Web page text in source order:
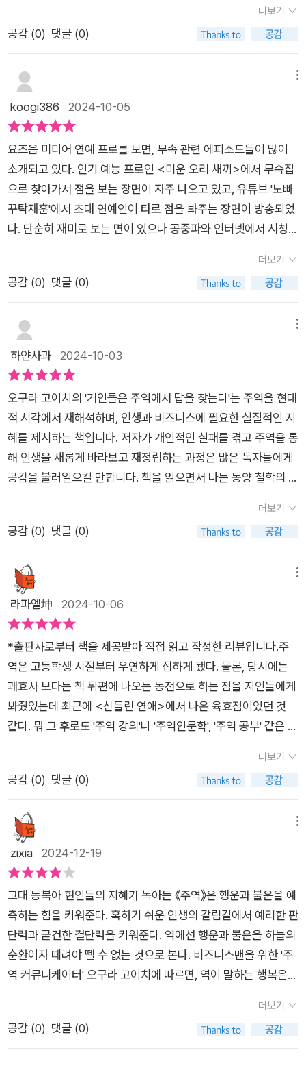
속에서 길을 잡도록 돕는다.​​사람 살이를 훤히 들여다볼 수 있는
지혜가 가득 담겨있다. ​​때론 잔잔하고 때론 강렬하게, 『주역』의
가르침은 우리 일상의 크고 작은 선택들에 강력한 인사이트를 던
져준다. ​​아마존 재팬 베스트셀러로서 이미 일본에서도 큰 반향을
얻게 된다. ​​고대에서 현대에 이르기까지 수많은 거인들의 삶을 비
추었던 『주역』의 빛을, 이 책 『거인들은 주역에서 답을 찾는다』
에서 찾아볼 수 있을 것이다.
들어, 세계적인 기업의 리더들이 위기 상황에서 주역의 원리로부
터 영감을 얻어 중요한 결정을 내렸다는 점은 독자들에게 깊은 인
한, 리더들의 성공 사례에 집중하는 경향이 있어, 그들의 이야기
가 지나치게 이상화될 위험도 있다. 그럼에도 불구하고, 이 책은
독자들이 주역을 실생활에서 어떻게 적용할 수 있을지에 대한 구
체적인 방향성을 제시한다는 점에서 큰 가치를 지닌다. 이 책은
주역의 깊은 지혜를 현대적 시각에서 실용적으로 재해석하고 있
으며, 고대의 주역이 현대의 리더십과 의사 결정에서도 여전히 유
효한 지혜를 제공한다는 점을 강조하고 있다. 또한 독자들은 이
책의 다양한 주제를 통해 주역을 실생활에서 어떻게 적용하고 활
찾는다》는 리더뿐만 아니라, 변화하는 세상에서 방향을 찾고자
하는 이들에게 유용하고 유익한 길잡이가 될 만한 책으로 추천한
다. ※ 출판사로부터 책을 제공받아 주관적으로 작성한 글입니
다. #웅진지식하우스 #거인들은주역에서답을찾는다 #주역인
무나루주인 #나무나루
하게 된다는 의미입니다. 이 세상의 변화에 대처하는 자세로서 이
보다 이롭고 확실한 대처법이 있을까 할 정도의 명쾌한 답입니다.
재는 곧 소멸했습니다. ​거대한 변화가 저 멀리에서 서서히 다가오
는 데 그 변화의 조짐을 읽지 못한 주류는 결국 변방으로 쫓겨났
습니다.'천하동인'하니 떠오르는 게 있습니다. 현재 아니 근래 떠
들썩하게 야당 대표를 혐의로 몰아가다가 이제는 나오는 게 없는
지 매우 조용해졌죠. 권력을 가진 자가 어찌 차오른 달이 기우는
것을 모르고 힘을 함부로 쓰는 모습을 보다 보니 주역의 이치가
경이롭습니다.​'화천대유' 증거는 없고 증인들을 포섭하려니 무리
수를 두고 결국 흐지부지했던 사건. 수백 번 압수수색으로도 증거
가 없어 증인들의 증언에만 의지한 수사가 감히 야당 대표를 표적
습니다. ​이제 그 끝이 보이는 시점이기도 합니다. ​큰 실패를 경험
한 저자의 주역 간증은 신비롭기도 하고 그 아래 흐르는 도도한
이치에 탄복하게 됩니다. ​분명 '군자는 점치지 아니한다'라고 했
던 유학자들이 이 '주역'에 빠진 이유사 분명 있을 겁니다. 저자의
말마따나 '프랙털 구조'처럼 끊인 없이 성장하고 확장해 나가는
주역의 범위는 실로 거대합니다. 영원히 미완성인 상태로 끊임없
시 시작으로 회귀하는 이치를 말해주고 있습니다. 과연 그 끝은
어디인지 그 끝이 있는 것인지 우리의 궁금증은 영원히 풀지 못할
지도 모릅니다. 다만 우린 '주역'에 담긴 이치와 지혜로 앞으로의
인생에 나침반과 등대 같은 지침으로 활용할 수 있을 것입니다. ​
미래가 궁금하고 미래를 대비하고 대처해 나가고자 하는 분들에
게 추천합니다.#주역 #부의운 #거인들은주역에서답을찾는다
[출처] [웅진지식하우스] 거인들은 주역에서 답을 찾는다 서평단
하다는 의미이다. 결과만 좋으면 그만이라는 생각은 옳지 않다. *
수뢰준~눈 속에서 봄을 기다리는 싹이 움트고자 안간힘을 쓰는
시기. 새로운 도전에는 고통이 수반되나 포기하지 않는 한 실패하
지해주는 가정과 가족, 문제가 생겼을 때일수록 곁을 지켜주는 사
고 신중하게 행동한다. 기대 이상의 결과에 들뜨지 말고 냉정을
찾아라. *풍택중부~진심이 사람을 움직이는 시기. 성의있는 마
음을 소중히 여기라는 의미이다. *풍지관~인생을 깊이 통찰하는
시기. 보이지 않는 중요한 부분까지 면밀하게 관찰하라. *산택손
~손해를 봄으로써 이득을 얻는 시기, 자신의 몫을 줄여서라도 타
올라가는 시기, 순조로운 때일수록 뒤편에 감춰진 위험을 경계하
가치없는 허례허식을 버리라는 의미 *풍뢰익~일생일대의 기회
가 찾아오는 시기, 상대방에게 베풀면 결국 자신도 얻베 되므로
홀로 독차지해서는 안된다는 의미 우리는 살면서 수많은 일들을
겪고 수많은 선택의 상황에 놓인다. 마음이 괴롭고 갈팡질팡할 때
동양고전의 말씀들은 큰 힘이 된다. 그동안 내게는 논어가 그랬고
명심보감이 그랬다. 이 책은 주역을 보기좋게, 현대식으로 해석도
붙혀놓아 이해가 한결 수월했다. 내가 살아가며 겪는 모든 시기가
나와 있고 그 시기를 어떻게 현명하게 보낼 지를 알려준다. 좋다
고 마냥 들뜨지 말고 나쁘다고 쓰러져 있는 것이 아니다. 오늘의
익혀야 겠다는 생각이 들었다. 그러면 내가 살다가 어느 순간이
닥쳤을 때, 지금이 어떤 시기인 지 떠올리고 주역의 가르침도 적
용할 수 있지 않을까 싶다. 공자는 말년에 자신의 지나간 과거를
떠올리며 주역을 보고 대입해 본 것 같다. 나는 지금부터 해봐야
겠다.
더보기
공감 (0) 댓글 (0)
koogi386 2024-10-05
요즈음 미디어 연예 프로를 보면, 무속 관련 에피소드들이 많이
소개되고 있다. 인기 예능 프로인 <미운 오리 새끼>에서 무속집
으로 찾아가서 점을 보는 장면이 자주 나오고 있고, 유튜브 '노빠
꾸탁재훈'에서 초대 연예인이 타로 점을 봐주는 장면이 방송되었
다. 단순히 재미로 보는 면이 있으나 공중파와 인터넷에서 시청률
너무 부추기는 측면이 있어 보였다. 또한 대학가나 대학로 주변을
가보면 사주, 타로가 인기라고 한다. 줄을 서 차례를 기다리는 풍
경도 연출되기도 하고, 대학가 축제나 공연이 있을 때는 관련 부
스들이 학생들로 만원이 되기도 한다고 한다. 축제나 공연 중, 재
미삼아 보기도 하겠지만 취업, 연애, 학업 등 미래가 궁금하고 불
안한 학생들이 많이 찾는 것 같다. 이런 경향을 반영해서인지 요
적이 어떤 내용인지 궁금했었는데 기회가 되어 읽어 보았다. 주역
에 대한 연구로 유명한 김승호님과 오구라 고이치의 <거인들은
주역에서 답을 찾는다> 였다. 제목이 직설적이다. 동양의 고전이
라 할 수 있는 주역에서 어떤 답을 찾을 수 있을지 궁금해 진다.'주
역‘의 핵심은 64개의 괘로 구성되어 있으며, 각각의 괘는 다양한
상황과 변화를 상징한다. 이들은 단순한 예언을 넘어, 인생의 원
리와 인간의 본성에 대한 깊은 통찰을 제공한다. 저자는 이러한
고 주장한다. 저자는 『주역」의 가르침이 현대 사회에서도 여전히
중요한 이유를 여러 가지로 설명한다. 첫째, 『주역』은 복잡한 인
생의 상황을 이해하는 데 도움을 준다. 현대 사회는 끊임없는 변
화와 불확실성 속에서 살아가고 있으며, 『주역』의 괘들은 이러한
변화에 대한 대응 방안을 제시한다. 예를 들어, 특정 상황에서의
결단과 행동을 통해 얻을 수 있는 결과를 예측하고, 이를 기반으
로 보다 나은 선택을 할 수 있도록 돕는다. 둘째, 『주역』은 리더십
과 의사결정의 지혜를 강조한다. 저자는 윈스턴 처칠, 오타니쇼헤
이 등 역사적 인물들의 사례를 통해 『주역』이 어떻게 그들의 리더
들에게 현실적인 인사이트를 제공하며, 위기 상황에서의 올바른
판단과 행동의 중요성을 일깨운다. 셋째, 『주역』 은 인간 존재의
본질과 삶의 의미를 탐구하는 데도 유용하다. 저자는 현대인들이
자주 묻는 질문들-돈, 성공, 행복 등-에 대한 해답을 『주역』의 철
학 속에서 찾을 수 있다고 말한다. 이는 개인의 삶을 어떻게 구성
하고, 어떤 방향으로 나아가야 할지를 고민하는 데 큰 도움을 줄
람들은 불안과 스트레스를 느끼기 쉽다. 이러한 시기에 「주역」이
제공하는 철학적 통찰은 현대인들에게 마음의 안정과 방향성을
제공한다. 저자는 『주역』의 가르침이 단순한 이론이 아니라, 삶의
실질적인 문제를 해결하기 위한 도구로 사용될 수 있음을 강조한
다. 특히, 저자는 퍼실리테이션(facilitation)과 퍼포스(purpos
e) 경영과 같은 현대 비즈니스 철학과 『주역』의 원리를 연결지어
설명한다. 이는 조직과 개인이 어떻게 목적을 가지고 행동할 수
더보기
공감 (0) 댓글 (0)
하얀사과 2024-10-03
오구라 고이치의 '거인들은 주역에서 답을 찾는다'는 주역을 현대
적 시각에서 재해석하며, 인생과 비즈니스에 필요한 실질적인 지
혜를 제시하는 책입니다. 저자가 개인적인 실패를 겪고 주역을 통
해 인생을 새롭게 바라보고 재정립하는 과정은 많은 독자들에게
공감을 불러일으킬 만합니다. 책을 읽으면서 나는 동양 철학의 심
미로웠고, 나에게도 실질적인 도움을 줄 수 있다는 점에서 강한
인상을 받았습니다.주역은 보통 철학적, 상징적인 해석이 강조되
수 있는지 구체적인 해답을 제시합니다. 주역의 64괘를 '성장, 연
결, 성공, 역할, 출세, 재물, 위기'라는 7가지 주제로 나누어 설명
한 점은 매우 실용적입니다. 특히, 저자가 지적한 대로 '미완의 상
각하는 완성이나 결말의 개념을 다시 한번 되돌아보게 만듭니
다.‘수화기제(水火旣濟)’는 완성된 상태를 뜻하지만, 저자는 '완
성은 흐트러짐의 시작이기도 하다'는 경고를 함께 전달합니다. 내
가 현재 도달한 위치에 만족하거나 안주하지 않고, 끊임없이 새로
운 배움과 성장을 추구해야 한다는 점이 인상적이었습니다. 우리
는 성공적인 순간에도 여전히 배움과 성찰을 멈추지 말아야 합니
다. 성과에 취해 자만하는 순간, 새로운 위기가 다가올 수 있음을
필요하다는 메시지를 전달합니다. “완성에 가까워지면 새롭게 펼
쳐질 미래에 대비하라”라는 메시지에서 저는 삶에서의 '성취 후
방심'의 위험성을 깨달았습니다. 성과를 이뤘다고 해서 거기서 멈
추거나 자만하지 말고, 그 순간에도 다음을 준비해야 한다는 깨달
음은 현대인의 성공과 실패의 혜안이었습니다.또 하나의 중요한
주제는 '변화'에 대한 경계입니다. '주역'의 근본 철학은 세상은 영
원히 변화하며, 완성된 상태는 없다는 것입니다. 이는 특히 비즈
니스와 리더십에 있어 중요한 교훈이다. 현대 사회는 기술 발전과
급변하는 경제적 환경 속에서 끊임없이 변화하고 있으며, 이에 적
머물지 말고 변화에 민감하게 반응해야 한다고 조언합니다. 비즈
니스나 개인적인 삶에서든 과거의 성공 방식을 고수하다가는 결
국 변화에 뒤처지고 말 것입니다. '과대 적합 리스크'라는 개념은
더보기
공감 (0) 댓글 (0)
라파엘坤 2024-10-06
*출판사로부터 책을 제공받아 직접 읽고 작성한 리뷰입니다.주
역은 고등학생 시절부터 우연하게 접하게 됐다. 물론, 당시에는
괘효사 보다는 책 뒤편에 나오는 동전으로 하는 점을 지인들에게
봐줬었는데 최근에 <신들린 연애>에서 나온 육효점이었던 것
같다. 뭐 그 후로도 '주역 강의'나 '주역인문학', '주역 공부' 같은 도
힌 곳을 뚫어나갈 인사이트를 얻을 수 있을까 하는 생각에... 이번
책도 그런 선상에서 거인들이 찾은 주역의 지혜를 얻고자 읽게 됐
제를 분류해서 64괘를 전한다. '『주역』을 공부하기 전에'에서 저
자는 어떻게 읽어갈지에 대해 다룬다. 그 부분을 읽으며 표로 정
리된 64괘의 이름을 훑어보며 우리나라에서도 이슈가 된 괘의
가장 먼저 만나게 되는 64괘의 마지막에 등장한다는 '화수미
제'를 읽으며 최근 주변에서 반성 없는 문제의 반복들을 떠올리게
된다. 반성을 통해 성장을 할 수 있지만 반성 없이 미숙한 부분을
덮어두고 진행한다면 비슷한 문제의 반복은 예정된 일이라는 것
도 생각한다. 본문에 '무슨 일이든 노력하면 분명 이루어진다'라
고 하는 문장에 아쉬움이 드는 것은 최근 내 주변의 일들이 떠오
르기 때문은 아니었을까? 이어지는 '수화기제'의 내용도 그와 다
더보기
공감 (0) 댓글 (0)
zixia 2024-12-19
고대 동북아 현인들의 지혜가 녹아든 《주역》은 행운과 불운을 예
측하는 힘을 키워준다. 혹하기 쉬운 인생의 갈림길에서 예리한 판
단력과 굳건한 결단력을 키워준다. 역에선 행운과 불운을 하늘의
순환이자 떼려야 뗄 수 없는 것으로 본다. 비즈니스맨을 위한 '주
역 커뮤니케이터' 오구라 고이치에 따르면, 역이 말하는 행복은
설정할 수 있는 자세 그 자체다. ​누구나 인생의 혹한기가 있다. 인
생의 혹한기에는 산전, 수전, 공중전이 벌어지고, 다양한 수라장
더보기
공감 (0) 댓글 (0)